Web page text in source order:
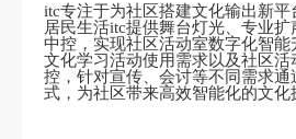
itc专注于为社区搭建文化输出新平
居民生活itc提供舞台灯光、专业
中控，实现社区活动室数字化智能
文化学习活动使用需求以及社区活
控，针对宣传、会讨等不同需求通
式，为社区带来高效智能化的文化